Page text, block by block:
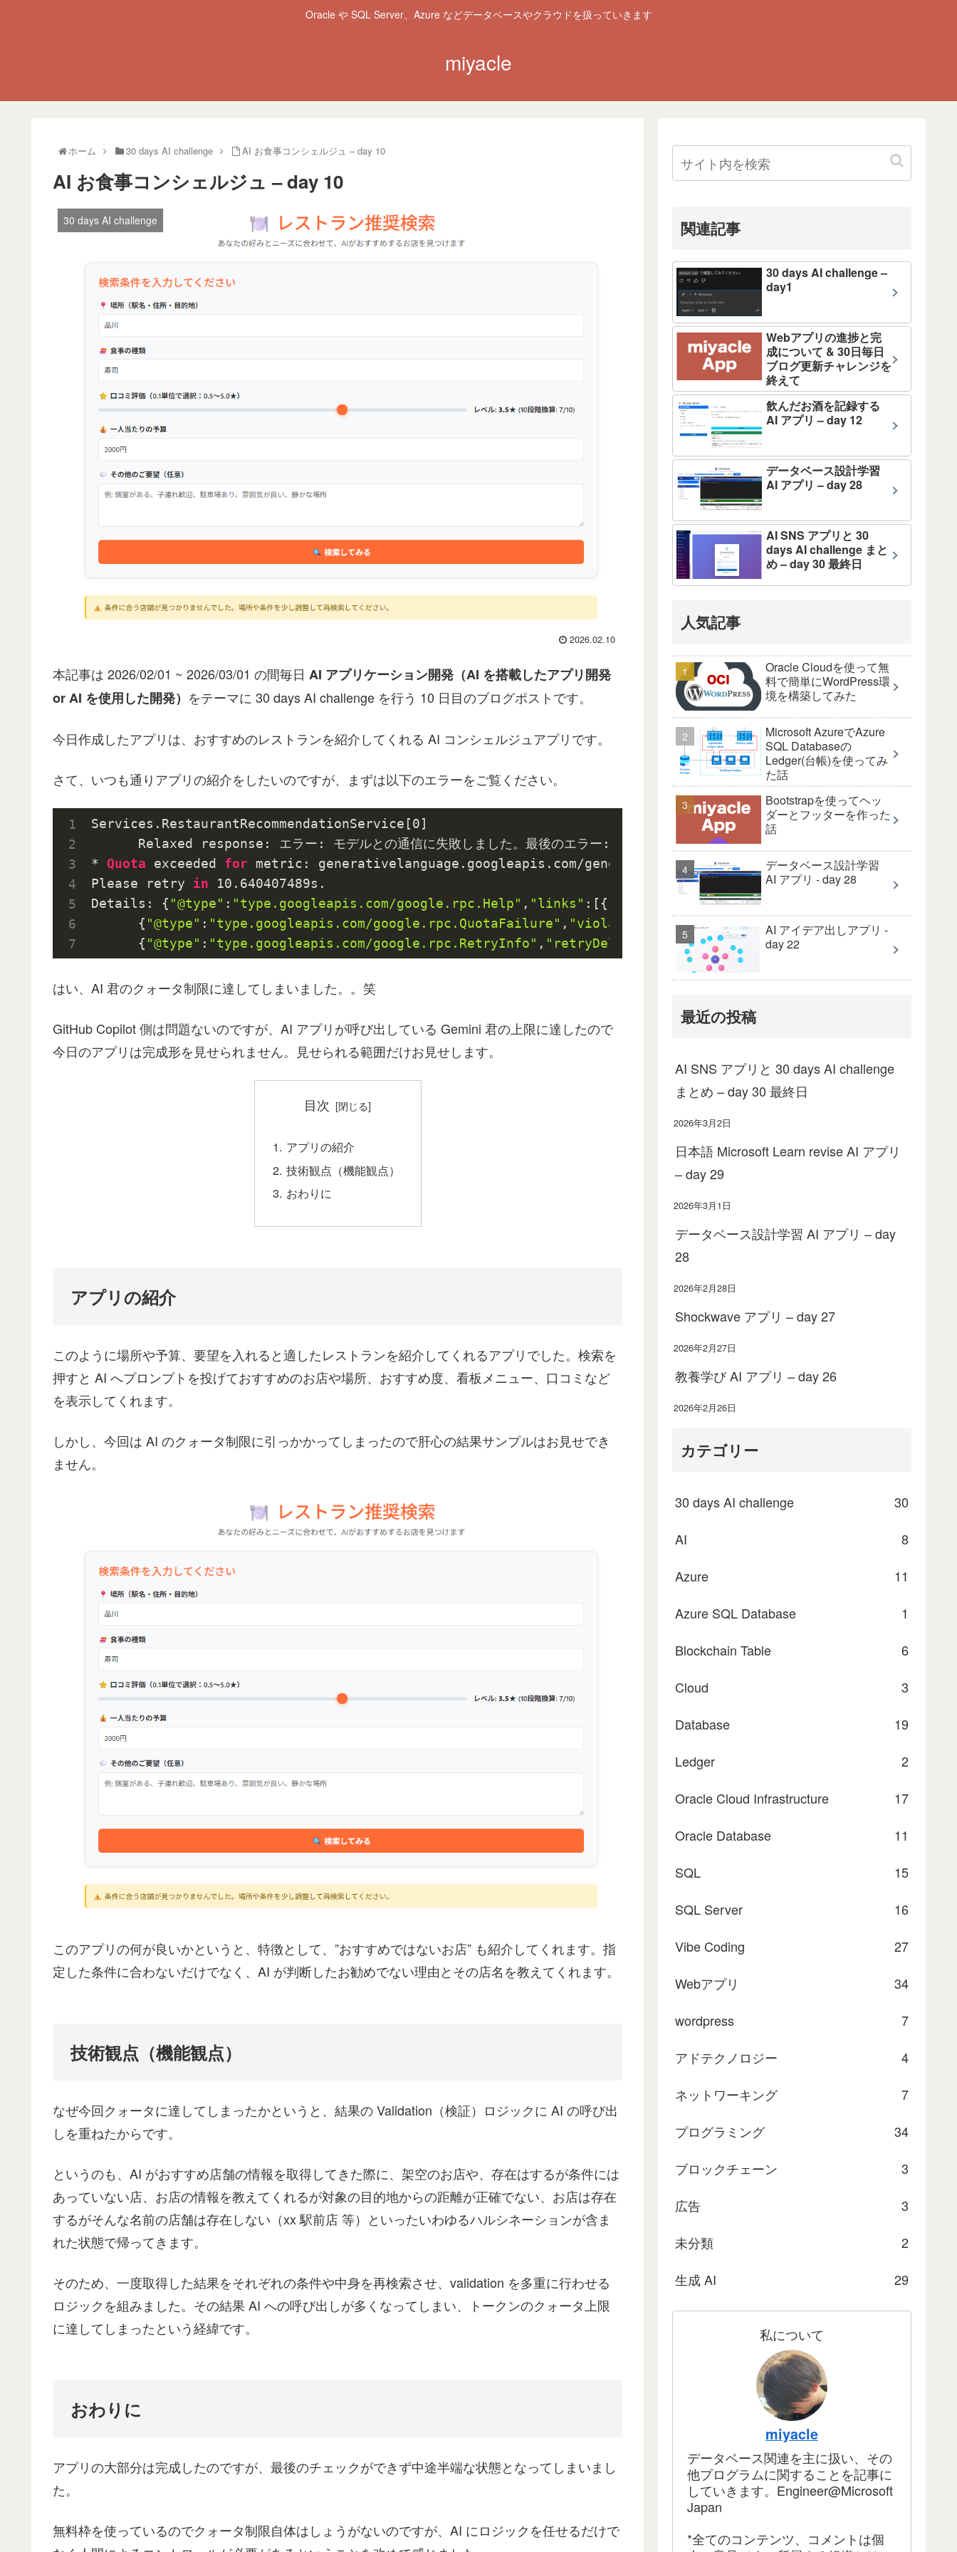
Oracle や SQL Server、Azure などデータベースやクラウドを扱っていきます
miyacle
ホーム 30 days AI challenge AI お食事コンシェルジュ – day 10
AI お食事コンシェルジュ – day 10
30 days AI challenge
2026.02.10
本記事は 2026/02/01 ~ 2026/03/01 の間毎日 AI アプリケーション開発（AI を搭載したアプリ開発
or AI を使用した開発） をテーマに 30 days AI challenge を行う 10 日目のブログポストです。
今日作成したアプリは、おすすめのレストランを紹介してくれる AI コンシェルジュアプリです。
さて、いつも通りアプリの紹介をしたいのですが、まずは以下のエラーをご覧ください。
Services.RestaurantRecommendationService[0]
      Relaxed response: エラー: モデルとの通信に失敗しました。最後のエラー: You exceeded your current quota, please
* Quota exceeded for metric: generativelanguage.googleapis.com/generate_content_free_tier_requests, limit
Please retry in 10.640407489s.
Details: { "@type" : "type.googleapis.com/google.rpc.Help" , "links" :[{ "description":"Learn more about Gemini API
      {
"@type" : "type.googleapis.com/google.rpc.QuotaFailure" , "violations" :[{"quotaMetric":
      {
"@type" : "type.googleapis.com/google.rpc.RetryInfo" , "retryDelay" "10s"}
はい、AI 君のクォータ制限に達してしまいました。。笑
GitHub Copilot 側は問題ないのですが、AI アプリが呼び出している Gemini 君の上限に達したので
今日のアプリは完成形を見せられません。見せられる範囲だけお見せします。
目次
アプリの紹介
技術観点（機能観点）
おわりに
アプリの紹介
このように場所や予算、要望を入れると適したレストランを紹介してくれるアプリでした。検索を
押すと AI へプロンプトを投げておすすめのお店や場所、おすすめ度、看板メニュー、口コミなど
を表示してくれます。
しかし、今回は AI のクォータ制限に引っかかってしまったので肝心の結果サンプルはお見せでき
ません。
このアプリの何が良いかというと、特徴として、”おすすめではないお店” も紹介してくれます。指
定した条件に合わないだけでなく、AI が判断したお勧めでない理由とその店名を教えてくれます。
技術観点（機能観点）
なぜ今回クォータに達してしまったかというと、結果の Validation（検証）ロジックに AI の呼び出
しを重ねたからです。
というのも、AI がおすすめ店舗の情報を取得してきた際に、架空のお店や、存在はするが条件には
あっていない店、お店の情報を教えてくれるが対象の目的地からの距離が正確でない、お店は存在
するがそんな名前の店舗は存在しない（xx 駅前店 等）といったいわゆるハルシネーションが含ま
れた状態で帰ってきます。
そのため、一度取得した結果をそれぞれの条件や中身を再検索させ、validation を多重に行わせる
ロジックを組みました。その結果 AI への呼び出しが多くなってしまい、トークンのクォータ上限
に達してしまったという経緯です。
おわりに
アプリの大部分は完成したのですが、最後のチェックができず中途半端な状態となってしまいまし
た。
無料枠を使っているのでクォータ制限自体はしょうがないのですが、AI にロジックを任せるだけで
関連記事
30 days AI challenge –
day1
Webアプリの進捗と完
成について & 30日毎日
ブログ更新チャレンジを
終えて
飲んだお酒を記録する
AI アプリ – day 12
データベース設計学習
AI アプリ – day 28
AI SNS アプリと 30
days AI challenge まと
め – day 30 最終日
人気記事
Oracle Cloudを使って無
料で簡単にWordPress環
境を構築してみた
Microsoft AzureでAzure
SQL Databaseの
Ledger(台帳)を使ってみ
た話
Bootstrapを使ってヘッ
ダーとフッターを作った
話
データベース設計学習
AI アプリ - day 28
AI アイデア出しアプリ -
day 22
最近の投稿
AI SNS アプリと 30 days AI challenge
まとめ – day 30 最終日
2026年3月2日
日本語 Microsoft Learn revise AI アプリ
– day 29
2026年3月1日
データベース設計学習 AI アプリ – day
28
2026年2月28日
Shockwave アプリ – day 27
2026年2月27日
教養学び AI アプリ – day 26
2026年2月26日
カテゴリー
30 days AI challenge
30
AI
8
Azure
11
Azure SQL Database
1
Blockchain Table
6
Cloud
3
Database
19
Ledger
2
Oracle Cloud Infrastructure
17
Oracle Database
11
SQL
15
SQL Server
16
Vibe Coding
27
Webアプリ
34
wordpress
7
アドテクノロジー
4
ネットワーキング
7
プログラミング
34
ブロックチェーン
3
広告
3
未分類
2
生成 AI
29
私について
miyacle
データベース関連を主に扱い、その
他プログラムに関することを記事に
していきます。Engineer@Microsoft
Japan
*全てのコンテンツ、コメントは個